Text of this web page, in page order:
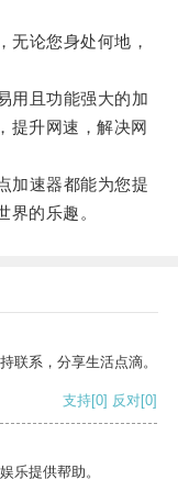
论您身处何地，
且功能强大的加
提升网速，解决网
速器都能为您提
的乐趣。
联系，分享生活点滴。
支持[0] 反对[0]
乐提供帮助。